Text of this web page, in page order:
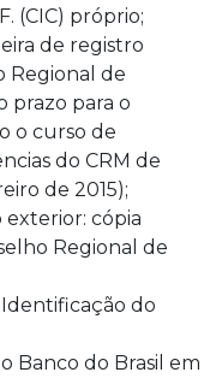
(CIC) próprio;
de registro
Regional de
prazo para o
o curso de
do CRM de
de 2015);
exterior: cópia
Regional de
do
Banco do Brasil em